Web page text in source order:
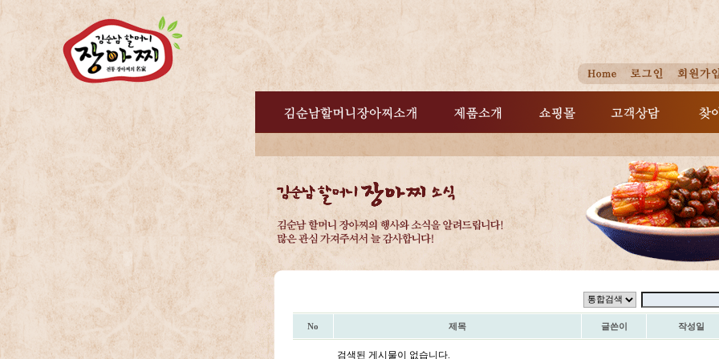
No 제목 글쓴이 작성일
검색된 게시물이 없습니다.